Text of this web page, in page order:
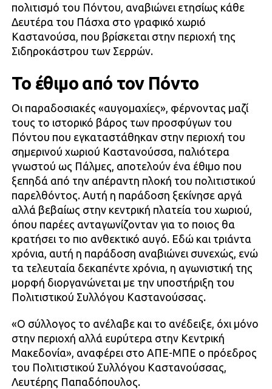
πολιτισμό του Πόντου, αναβιώνει ετησίως κάθε
Δευτέρα του Πάσχα στο γραφικό χωριό
Καστανούσα, που βρίσκεται στην περιοχή της
Σιδηροκάστρου των Σερρών.
Το έθιμο από τον Πόντο
Οι παραδοσιακές «αυγομαχίες», φέρνοντας μαζί
τους το ιστορικό βάρος των προσφύγων του
Πόντου που εγκαταστάθηκαν στην περιοχή του
σημερινού χωριού Καστανούσσα, παλιότερα
γνωστού ως Πάλμες, αποτελούν ένα έθιμο που
ξεπηδά από την απέραντη πλοκή του πολιτιστικού
παρελθόντος. Αυτή η παράδοση ξεκίνησε αργά
αλλά βεβαίως στην κεντρική πλατεία του χωριού,
όπου παρέες ανταγωνίζονταν για το ποιος θα
κρατήσει το πιο ανθεκτικό αυγό. Εδώ και τριάντα
χρόνια, αυτή η παράδοση αναβιώνει συνεχώς, ενώ
τα τελευταία δεκαπέντε χρόνια, η αγωνιστική της
μορφή διοργανώνεται με την υποστήριξη του
Πολιτιστικού Συλλόγου Καστανούσσας.
«Ο σύλλογος το ανέλαβε και το ανέδειξε, όχι μόνο
στην περιοχή αλλά ευρύτερα στην Κεντρική
Μακεδονία», αναφέρει στο ΑΠΕ-ΜΠΕ ο πρόεδρος
του Πολιτιστικού Συλλόγου Καστανούσσας,
Λευτέρης Παπαδόπουλος.